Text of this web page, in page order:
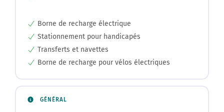
Borne de recharge électrique
Stationnement pour handicapés
Transferts et navettes
Borne de recharge pour vélos électriques
GÉNÉRAL